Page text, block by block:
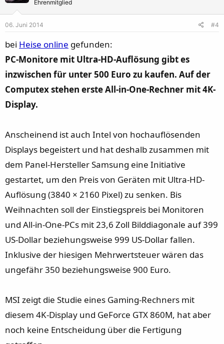
Ehrenmitglied
06. Juni 2014 #4
bei Heise online gefunden:
PC-Monitore mit Ultra-HD-Auflösung gibt es
inzwischen für unter 500 Euro zu kaufen. Auf der
Computex stehen erste All-in-One-Rechner mit 4K-
Display.
Anscheinend ist auch Intel von hochauflösenden
Displays begeistert und hat deshalb zusammen mit
dem Panel-Hersteller Samsung eine Initiative
gestartet, um den Preis von Geräten mit Ultra-HD-
Auflösung (3840 × 2160 Pixel) zu senken. Bis
Weihnachten soll der Einstiegspreis bei Monitoren
und All-in-One-PCs mit 23,6 Zoll Bilddiagonale auf 399
US-Dollar beziehungsweise 999 US-Dollar fallen.
Inklusive der hiesigen Mehrwertsteuer wären das
ungefähr 350 beziehungsweise 900 Euro.
MSI zeigt die Studie eines Gaming-Rechners mit
diesem 4K-Display und GeForce GTX 860M, hat aber
noch keine Entscheidung über die Fertigung